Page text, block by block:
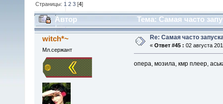
Страницы: 1 2 3 [4]
Автор Тема: Самая часто
witch*~
Мл.сержант
Re: Самая часто
« Ответ #45 : 02 августа
опера, мозила, кмр плеер,